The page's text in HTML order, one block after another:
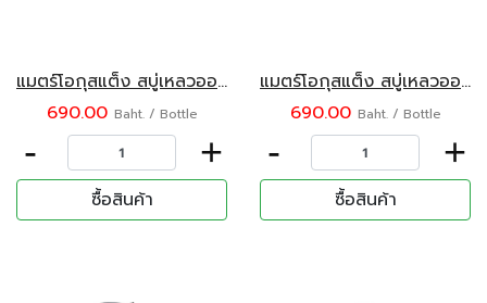
แมตร์โอกุสแต็ง สบู่เหลวออร์แกนิค กลิ่นอัลมอนด์ 500 มล.
690.00 Baht. / Bottle
- +
ซื้อสินค้า
แมตร์โอกุสแต็ง สบู่เหลวออร์แกนิค กลิ่นลาเวนเดอร์ 500 มล.
690.00 Baht. / Bottle
- +
ซื้อสินค้า